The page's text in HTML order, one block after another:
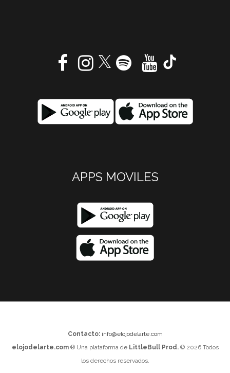
APPS MOVILES
Contacto: info@elojodelarte.com
elojodelarte.com® Una plataforma de LittleBull Prod.© 2026 Todos
los derechos reservados.